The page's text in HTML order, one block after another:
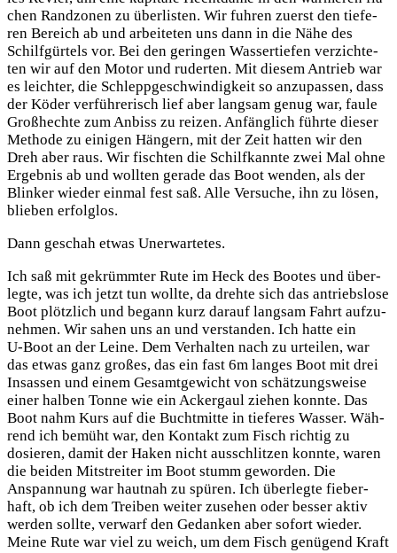
chen Rand­zo­nen zu über­lis­ten. Wir fuh­ren zuerst den tie­fe­
ren Bereich ab und arbei­te­ten uns dann in die Nähe des
Schilf­gür­tels vor. Bei den gerin­gen Was­ser­tie­fen ver­zich­te­
ten wir auf den Motor und ruder­ten. Mit die­sem Antrieb war
es leich­ter, die Schlepp­ge­schwin­dig­keit so anzu­pas­sen, dass
der Köder ver­füh­re­risch lief aber lang­sam genug war, fau­le
Groß­hech­te zum Anbiss zu rei­zen. Anfäng­lich führ­te die­ser
Metho­de zu eini­gen Hän­gern, mit der Zeit hat­ten wir den
Dreh aber raus. Wir fisch­ten die Schilf­kann­te zwei Mal ohne
Ergeb­nis ab und woll­ten gera­de das Boot wen­den, als der
Blin­ker wie­der ein­mal fest saß. Alle Ver­su­che, ihn zu lösen,
blie­ben erfolglos.
Dann geschah etwas Unerwartetes.
Ich saß mit gekrümm­ter Rute im Heck des Boo­tes und über­
leg­te, was ich jetzt tun woll­te, da dreh­te sich das antriebs­lo­se
Boot plötz­lich und begann kurz dar­auf lang­sam Fahrt auf­zu­
neh­men. Wir sahen uns an und ver­stan­den. Ich hat­te ein
U‑Boot an der Lei­ne. Dem Ver­hal­ten nach zu urtei­len, war
das etwas ganz gro­ßes, das ein fast 6m lan­ges Boot mit drei
Insas­sen und einem Gesamt­ge­wicht von schät­zungs­wei­se
einer hal­ben Ton­ne wie ein Acker­gaul zie­hen konn­te. Das
Boot nahm Kurs auf die Bucht­mit­te in tie­fe­res Was­ser. Wäh­
rend ich bemüht war, den Kon­takt zum Fisch rich­tig zu
dosie­ren, damit der Haken nicht aus­schlit­zen konn­te, waren
die bei­den Mit­strei­ter im Boot stumm gewor­den. Die
Anspan­nung war haut­nah zu spü­ren. Ich über­leg­te fie­ber­
haft, ob ich dem Trei­ben wei­ter zuse­hen oder bes­ser aktiv
wer­den soll­te, ver­warf den Gedan­ken aber sofort wie­der.
Mei­ne Rute war viel zu weich, um dem Fisch genü­gend Kraft